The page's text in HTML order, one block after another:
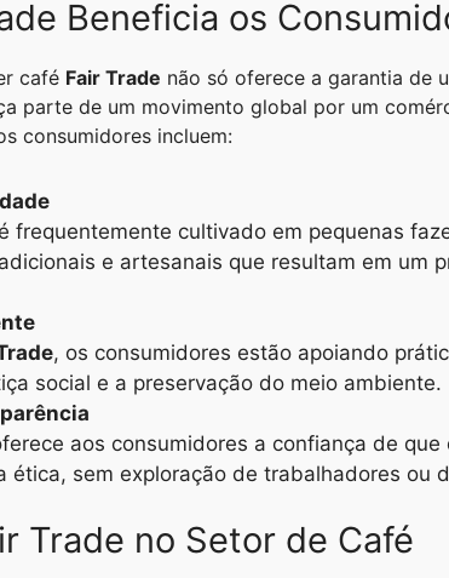
Beneficia os
café Fair Trade não só oferece a garantia de
parte de um movimento global por um
consumidores incluem:
é frequentemente cultivado em pequenas
e artesanais que resultam em um
, os consumidores estão apoiando
social e a preservação do meio ambiente.
aos consumidores a confiança de
ética, sem exploração de trabalhadores ou
Trade no Setor de Café